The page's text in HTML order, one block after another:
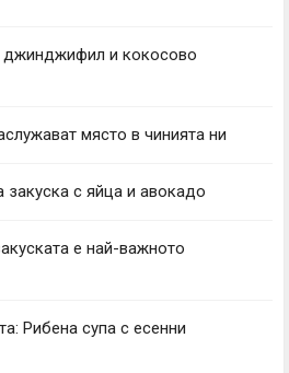
джинджифил и кокосово
място в чинията ни
закуска с яйца и авокадо
е най-важното
Рибена супа с есенни